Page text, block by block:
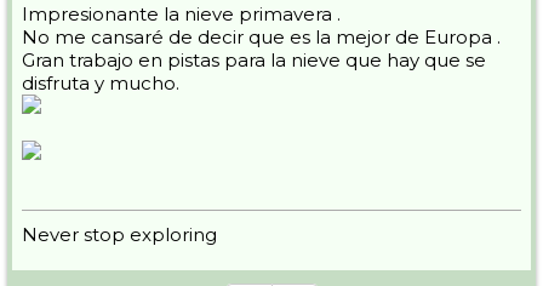
Impresionante la nieve primavera .
No me cansaré de decir que es la mejor de Europa .
Gran trabajo en pistas para la nieve que hay que se
disfruta y mucho.
Never stop exploring